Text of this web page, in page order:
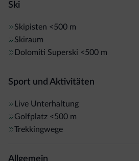
Ski
Skipisten <500 m
Skiraum
Dolomiti Superski <500 m
Sport und Aktivitäten
Live Unterhaltung
Golfplatz <500 m
Trekkingwege
Allgemein